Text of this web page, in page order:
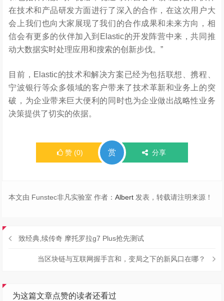
在技术和产品研发方面进行了深入的合作，在这次用户大
会上我们也向大家展现了我们的合作成果和未来方向，相
信会有更多的伙伴加入到Elastic的开发阵营中来，共同推
动大数据实时处理应用和搜索的创新步伐。”
目前，Elastic的技术和解决方案已经为包括联想、携程、
宁波银行等众多领域的客户带来了技术革新和业务上的突
破，为企业带来巨大便利的同时也为企业做出战略性业务
决策提供了切实的依据。
赞 (0) 赏 分享
本文由 Funstec非凡实验室 作者：Albert 发表，转载请注明来源！
致经典,续传奇 摩托罗拉g7 Plus抢先测试
当区块链与互联网握手言和，变局之下的新风口在哪？
为这篇文章点赞的读者还看过